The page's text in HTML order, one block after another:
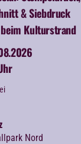
& Siebdruck
Kulturstrand
Nord